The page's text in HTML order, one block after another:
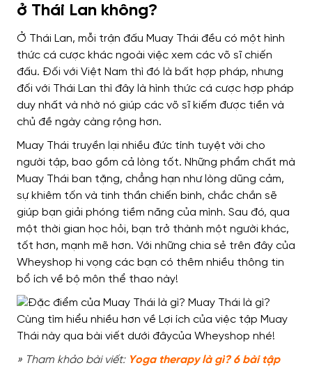
ở Thái Lan không?
Ở Thái Lan, mỗi trận đấu Muay Thái đều có một hình
thức cá cược khác ngoài việc xem các võ sĩ chiến
đấu. Đối với Việt Nam thì đó là bất hợp pháp, nhưng
đối với Thái Lan thì đây là hình thức cá cược hợp pháp
duy nhất và nhờ nó giúp các võ sĩ kiếm được tiền và
chủ đề ngày càng rộng hơn.
Muay Thái truyền lại nhiều đức tính tuyệt vời cho
người tập, bao gồm cả lòng tốt. Những phẩm chất mà
Muay Thái ban tặng, chẳng hạn như lòng dũng cảm,
sự khiêm tốn và tinh thần chiến binh, chắc chắn sẽ
giúp bạn giải phóng tiềm năng của mình. Sau đó, qua
một thời gian học hỏi, bạn trở thành một người khác,
tốt hơn, mạnh mẽ hơn. Với những chia sẻ trên đây của
Wheyshop hi vọng các bạn có thêm nhiều thông tin
bổ ích về bộ môn thể thao này!
» Tham khảo bài viết: Yoga therapy là gì? 6 bài tập